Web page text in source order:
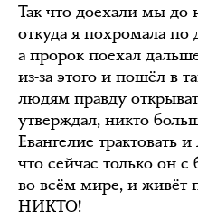
Так что доехали мы до
откуда я похромала
а пророк поехал
из-за этого и пошёл в
людям правду
утверждал, никто
Евангелие трактовать
что сейчас только он
во всём мире, и живёт
НИКТО!